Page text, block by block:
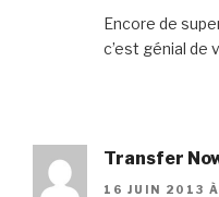
Encore de
c’est génial de
Transfer
16 JUIN 2013